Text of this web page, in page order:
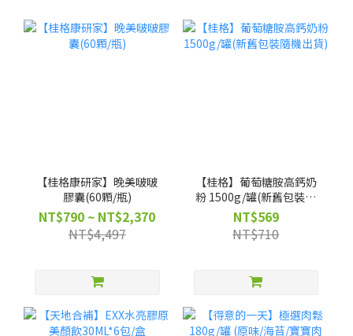
【桂格康研家】晚美啵啵
膠囊(60顆/瓶)
NT$790 ~ NT$2,370
NT$4,497
【桂格】葡萄糖胺高鈣奶
粉 1500g/罐(新舊包裝隨
機出貨)
NT$569
NT$710